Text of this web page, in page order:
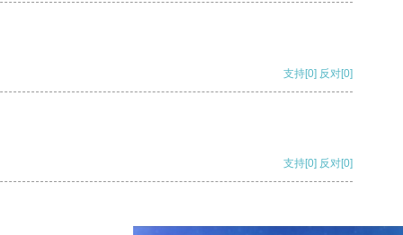
支持[0] 反对[0]
支持[0] 反对[0]